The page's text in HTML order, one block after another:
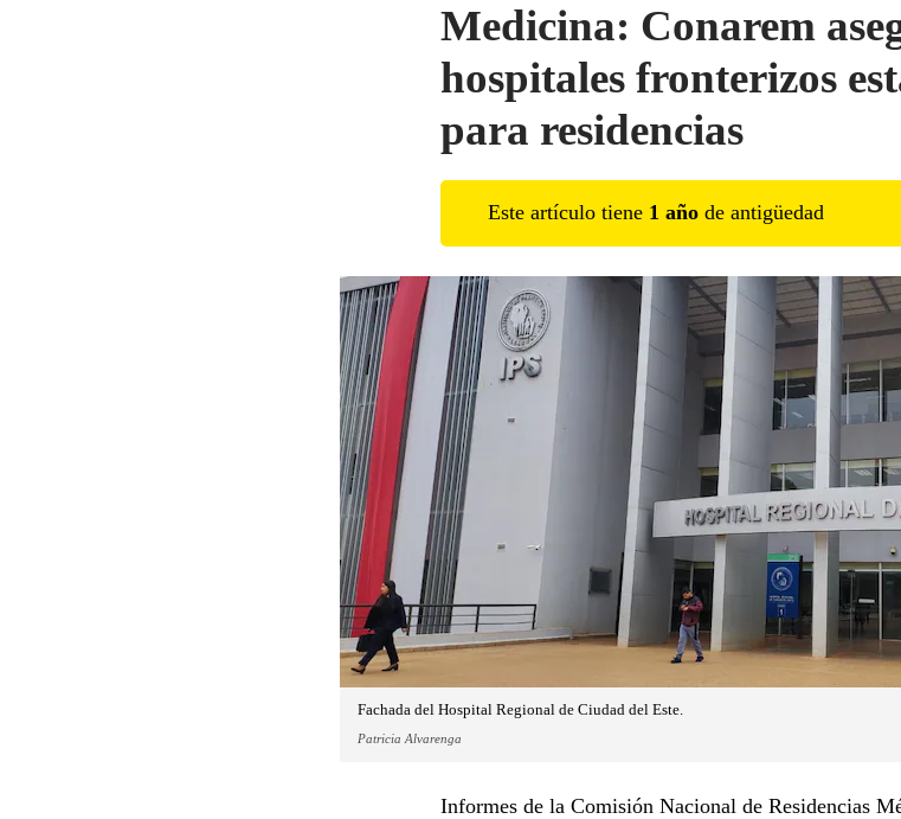
Medicina: Conarem
hospitales fronterizos
para residencias
Este artículo tiene 1 año de antigüedad
Fachada del Hospital Regional de Ciudad del Este.
Patricia Alvarenga
Informes de la Comisión Nacional de Residencias